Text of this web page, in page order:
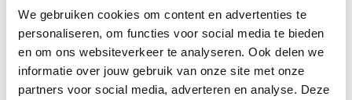
We gebruiken cookies om content en advertenties te
personaliseren, om functies voor social media te bieden
en om ons websiteverkeer te analyseren. Ook delen we
informatie over jouw gebruik van onze site met onze
partners voor social media, adverteren en analyse. Deze